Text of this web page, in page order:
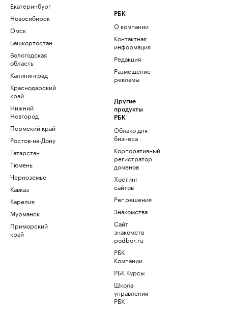
Екатеринбург
Новосибирск
Омск
Башкортостан
Вологодская
область
Калининград
Краснодарский
край
Нижний
Новгород
Пермский край
Ростов-на-Дону
Татарстан
Тюмень
Черноземье
Кавказ
Карелия
Мурманск
Приморский
край
РБК
О компании
Контактная
информация
Редакция
Размещение
рекламы
Другие
продукты
РБК
Облако для
бизнеса
Корпоративный
регистратор
доменов
Хостинг
сайтов
Рег.решения
Знакомства
Сайт
знакомств
podbor.ru
РБК
Компании
РБК Курсы
Школа
управления
РБК